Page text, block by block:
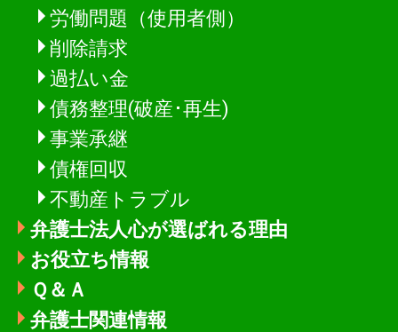
労働問題（使用者側）
削除請求
過払い金
債務整理(破産･再生)
事業承継
債権回収
不動産トラブル
弁護士法人心が選ばれる理由
お役立ち情報
Ｑ＆Ａ
弁護士関連情報